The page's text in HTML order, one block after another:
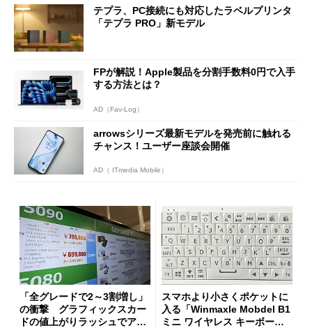
テプラ、PC接続にも対応したラベルプリンタ
「テプラ PRO」新モデル
FPが解説！Apple製品を分割手数料0円で入手
する方法とは？
AD（Fav-Log）
arrowsシリーズ最新モデルを発売前に触れる
チャンス！ユーザー座談会開催
AD（ ITmedia Mobile）
「全グレードで2～3割増し」
の衝撃 グラフィックスカー
ドの値上がりラッシュでアキ
スマホより小さくポケットに
入る「Winmaxle Mobdel B1
ミニ ワイヤレス キーボー